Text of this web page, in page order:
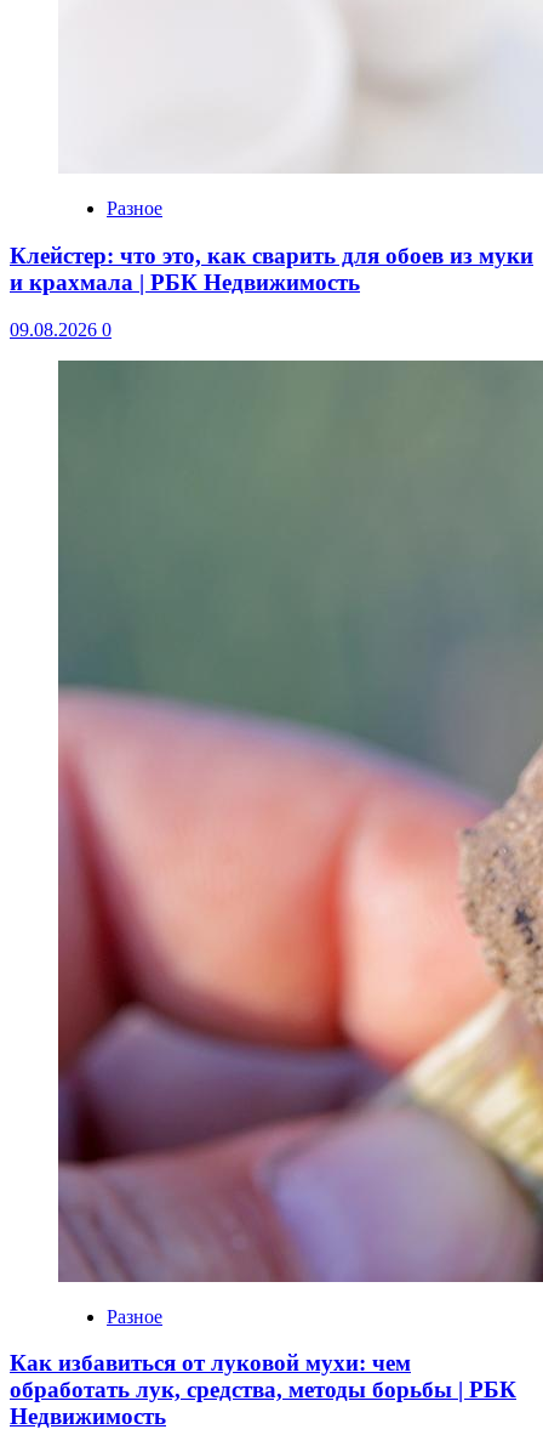
Разное
Клейстер: что это, как сварить для обоев из муки
и крахмала | РБК Недвижимость
09.08.2026 0
Разное
Как избавиться от луковой мухи: чем
обработать лук, средства, методы борьбы | РБК
Недвижимость